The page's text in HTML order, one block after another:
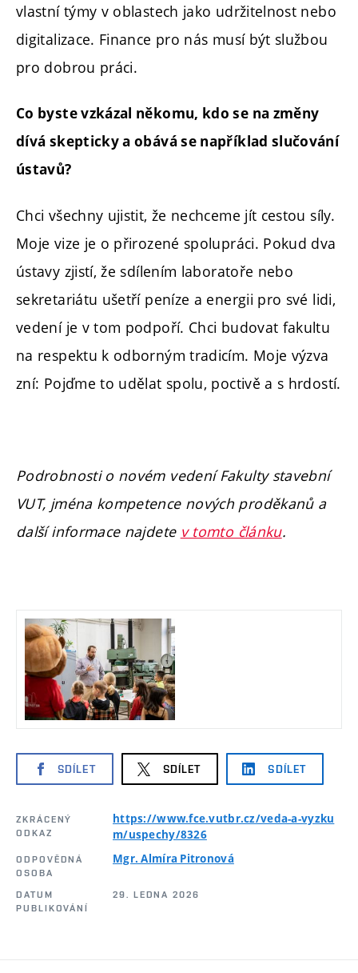
vlastní týmy v oblastech jako udržitelnost nebo
digitalizace. Finance pro nás musí být službou
pro dobrou práci.
Co byste vzkázal někomu, kdo se na změny
dívá skepticky a obává se například slučování
ústavů?
Chci všechny ujistit, že nechceme jít cestou síly.
Moje vize je o přirozené spolupráci. Pokud dva
ústavy zjistí, že sdílením laboratoře nebo
sekretariátu ušetří peníze a energii pro své lidi,
vedení je v tom podpoří. Chci budovat fakultu
na respektu k odborným tradicím. Moje výzva
zní: Pojďme to udělat spolu, poctivě a s hrdostí.
Podrobnosti o novém vedení Fakulty stavební
VUT, jména kompetence nových proděkanů a
další informace najdete v tomto článku.
SDÍLET SDÍLET SDÍLET
ZKRÁCENÝ
ODKAZ
https://www.fce.vutbr.cz/veda-a-vyzku
m/uspechy/8326
ODPOVĚDNÁ
OSOBA
Mgr. Almíra Pitronová
DATUM
PUBLIKOVÁNÍ
29. LEDNA 2026